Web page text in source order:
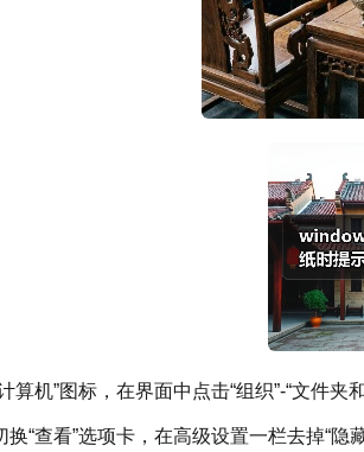
算机”图标，在界面中点击“组织”-“文件夹
“查看”选项卡，在高级设置一栏去掉“隐